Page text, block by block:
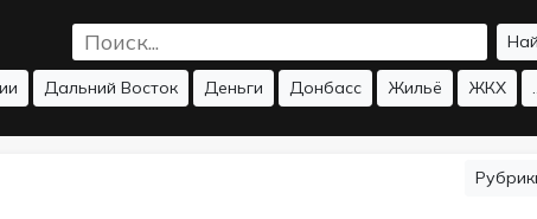
Дальний Восток Деньги Донбасс Жильё ЖКХ